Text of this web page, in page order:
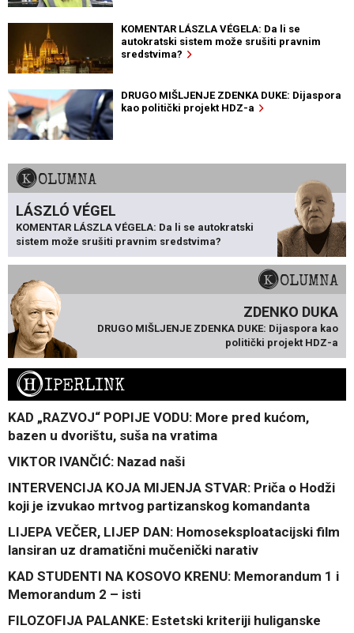
KOMENTAR LÁSZLA VÉGELA: Da li se
autokratski sistem može srušiti pravnim
sredstvima?
DRUGO MIŠLJENJE ZDENKA DUKE: Dijaspora
kao politički projekt HDZ-a
KOLUMNA
LÁSZLÓ VÉGEL
KOMENTAR LÁSZLA VÉGELA: Da li se autokratski
sistem može srušiti pravnim sredstvima?
KOLUMNA
ZDENKO DUKA
DRUGO MIŠLJENJE ZDENKA DUKE: Dijaspora kao
politički projekt HDZ-a
HIPERLINK
KAD „RAZVOJ“ POPIJE VODU: More pred kućom,
bazen u dvorištu, suša na vratima
VIKTOR IVANČIĆ: Nazad naši
INTERVENCIJA KOJA MIJENJA STVAR: Priča o Hodži
koji je izvukao mrtvog partizanskog komandanta
LIJEPA VEČER, LIJEP DAN: Homoseksploatacijski film
lansiran uz dramatični mučenički narativ
KAD STUDENTI NA KOSOVO KRENU: Memorandum 1 i
Memorandum 2 – isti
FILOZOFIJA PALANKE: Estetski kriteriji huliganske